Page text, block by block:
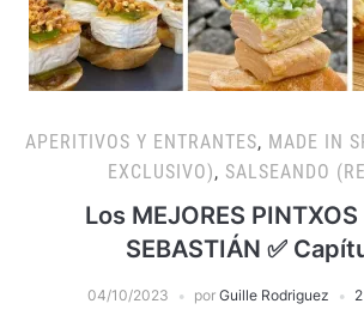
APERITIVOS Y ENTRANTES, MADE IN
EXCLUSIVO), SALSEANDO
Los MEJORES PINTXOS
SEBASTIÁN ✅
04/10/2023 por Guille Rodriguez